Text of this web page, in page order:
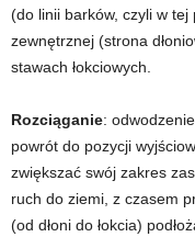
(do linii barków, czyli w
zewnętrznej (strona
stawach łokciowych.
Rozciąganie:
powrót do pozycji
zwiększać swój zakres
ruch do ziemi, z czasem
(od dłoni do łokcia)